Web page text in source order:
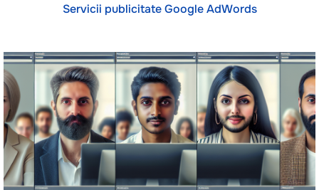
Servicii publicitate Google AdWords